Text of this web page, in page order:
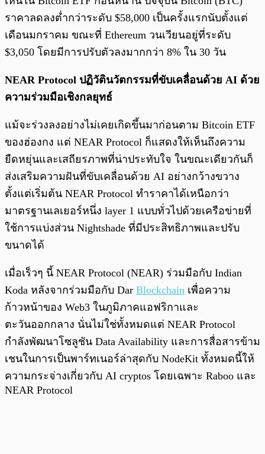
ราคาลดลงต่ำกว่าระดับ $58,000 เป็นครั้งแรกนับตั้งแต่
เดือนมกราคม ขณะที่ Ethereum วนเวียนอยู่ที่ระดับ
$3,050 โดยมีการปรับตัวลงมากกว่า 8% ใน 30 วัน
NEAR Protocol ปฏิวัตินวัตกรรมที่ขับเคลื่อนด้วย AI ด้วย
ความร่วมมือเชิงกลยุทธ์
แม้จะร่วงลงอย่างไม่เคยเกิดขึ้นมาก่อนตาม Bitcoin ETF
ของฮ่องกง แต่ NEAR Protocol ก็แสดงให้เห็นถึงความ
ยืดหยุ่นและเสถียรภาพที่น่าประทับใจ ในขณะเดียวกันก็
ส่งเสริมความฝันที่ขับเคลื่อนด้วย AI อย่างกว้างขวาง
ตั้งแต่เริ่มต้น NEAR Protocol ทำราคาได้เหนือกว่า
มาตรฐานเลเยอร์หนึ่ง layer 1 แบบทั่วไปด้วยเครือข่ายที่
ใช้การแบ่งส่วน Nightshade ที่มีประสิทธิภาพและปรับ
ขนาดได้
เมื่อเร็วๆ นี้ NEAR Protocol (NEAR) ร่วมมือกับ Indian
Koda หลังจากร่วมมือกับ Dar Blockchain เพื่อความ
ก้าวหน้าของ Web3 ในภูมิภาคแอฟริกาและ
ตะวันออกกลาง นั่นไม่ใช่ทั้งหมดแต่ NEAR Protocol
กำลังพัฒนาโซลูชัน Data Availability และการสื่อสารข้าม
เชนในการเป็นพาร์ทเนอร์ล่าสุดกับ NodeKit ทั้งหมดนี้ให้
ความกระจ่างเกี่ยวกับ AI cryptos โดยเฉพาะ Raboo และ
NEAR Protocol